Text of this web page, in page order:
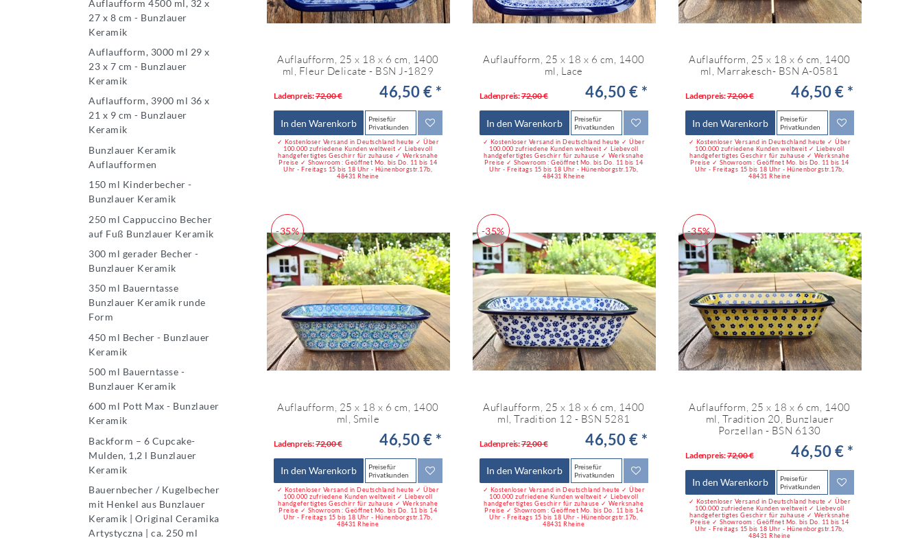
Auflaufform 4500 ml, 32 x
27 x 8 cm - Bunzlauer
Keramik
Auflaufform, 3000 ml 29 x
23 x 7 cm - Bunzlauer
Keramik
Auflaufform, 3900 ml 36 x
21 x 9 cm - Bunzlauer
Keramik
Bunzlauer Keramik
Auflaufformen
150 ml Kinderbecher -
Bunzlauer Keramik
250 ml Cappuccino Becher
auf Fuß Bunzlauer Keramik
300 ml gerader Becher -
Bunzlauer Keramik
350 ml Bauerntasse
Bunzlauer Keramik runde
Form
450 ml Becher - Bunzlauer
Keramik
500 ml Bauerntasse -
Bunzlauer Keramik
600 ml Pott Max - Bunzlauer
Keramik
Backform – 6 Cupcake-
Mulden, 1,2 l Bunzlauer
Keramik
Bauernbecher / Kugelbecher
mit Henkel aus Bunzlauer
Keramik | Original Ceramika
Artystyczna | ca. 250 ml
Auflaufform, 25 x 18 x 6 cm, 1400
ml, Fleur Delicate - BSN J-1829
Ladenpreis:72,00 € 46,50 € *
In den Warenkorb
Preise für
Privatkunden
✓ Kostenloser Versand in Deutschland heute ✓ Über
100.000 zufriedene Kunden weltweit ✓ Liebevoll
handgefertigtes Geschirr für zuhause ✓ Werksnahe
Preise ✓ Showroom : Geöffnet Mo. bis Do. 11 bis 14
Uhr - Freitags 15 bis 18 Uhr - Hünenborgstr.17b,
48431 Rheine
Auflaufform, 25 x 18 x 6 cm, 1400
ml, Lace
Ladenpreis:72,00 € 46,50 € *
In den Warenkorb
Preise für
Privatkunden
✓ Kostenloser Versand in Deutschland heute ✓ Über
100.000 zufriedene Kunden weltweit ✓ Liebevoll
handgefertigtes Geschirr für zuhause ✓ Werksnahe
Preise ✓ Showroom : Geöffnet Mo. bis Do. 11 bis 14
Uhr - Freitags 15 bis 18 Uhr - Hünenborgstr.17b,
48431 Rheine
Auflaufform, 25 x 18 x 6 cm, 1400
ml, Marrakesch- BSN A-0581
Ladenpreis:72,00 € 46,50 € *
In den Warenkorb
Preise für
Privatkunden
✓ Kostenloser Versand in Deutschland heute ✓ Über
100.000 zufriedene Kunden weltweit ✓ Liebevoll
handgefertigtes Geschirr für zuhause ✓ Werksnahe
Preise ✓ Showroom : Geöffnet Mo. bis Do. 11 bis 14
Uhr - Freitags 15 bis 18 Uhr - Hünenborgstr.17b,
48431 Rheine
-35%
Auflaufform, 25 x 18 x 6 cm, 1400
ml, Smile
Ladenpreis:72,00 € 46,50 € *
In den Warenkorb
Preise für
Privatkunden
✓ Kostenloser Versand in Deutschland heute ✓ Über
100.000 zufriedene Kunden weltweit ✓ Liebevoll
handgefertigtes Geschirr für zuhause ✓ Werksnahe
Preise ✓ Showroom : Geöffnet Mo. bis Do. 11 bis 14
Uhr - Freitags 15 bis 18 Uhr - Hünenborgstr.17b,
48431 Rheine
-35%
Auflaufform, 25 x 18 x 6 cm, 1400
ml, Tradition 12 - BSN 5281
Ladenpreis:72,00 € 46,50 € *
In den Warenkorb
Preise für
Privatkunden
✓ Kostenloser Versand in Deutschland heute ✓ Über
100.000 zufriedene Kunden weltweit ✓ Liebevoll
handgefertigtes Geschirr für zuhause ✓ Werksnahe
Preise ✓ Showroom : Geöffnet Mo. bis Do. 11 bis 14
Uhr - Freitags 15 bis 18 Uhr - Hünenborgstr.17b,
48431 Rheine
-35%
Auflaufform, 25 x 18 x 6 cm, 1400
ml, Tradition 20, Bunzlauer
Porzellan - BSN 6130
Ladenpreis:72,00 € 46,50 € *
In den Warenkorb
Preise für
Privatkunden
✓ Kostenloser Versand in Deutschland heute ✓ Über
100.000 zufriedene Kunden weltweit ✓ Liebevoll
handgefertigtes Geschirr für zuhause ✓ Werksnahe
Preise ✓ Showroom : Geöffnet Mo. bis Do. 11 bis 14
Uhr - Freitags 15 bis 18 Uhr - Hünenborgstr.17b,
48431 Rheine